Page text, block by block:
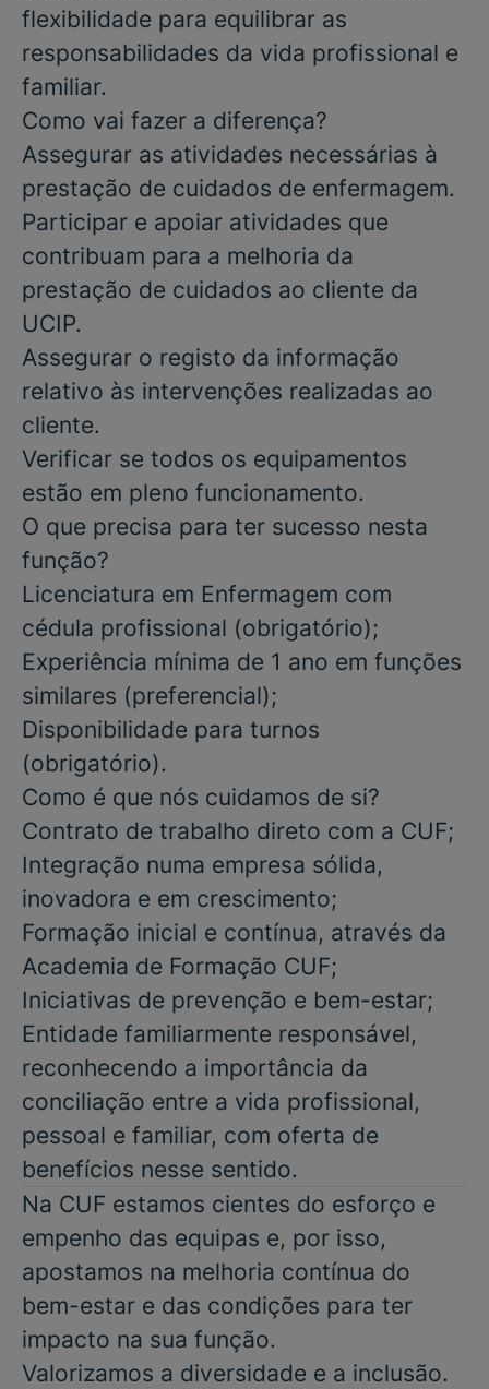
flexibilidade para equilibrar as
responsabilidades da vida profissional e
familiar.
Como vai fazer a diferença?
Assegurar as atividades necessárias à
prestação de cuidados de enfermagem.
Participar e apoiar atividades que
contribuam para a melhoria da
prestação de cuidados ao cliente da
UCIP.
Assegurar o registo da informação
relativo às intervenções realizadas ao
cliente.
Verificar se todos os equipamentos
estão em pleno funcionamento.
O que precisa para ter sucesso nesta
função?
Licenciatura em Enfermagem com
cédula profissional (obrigatório);
Experiência mínima de 1 ano em funções
similares (preferencial);
Disponibilidade para turnos
(obrigatório).
Como é que nós cuidamos de si?
Contrato de trabalho direto com a CUF;
Integração numa empresa sólida,
inovadora e em crescimento;
Formação inicial e contínua, através da
Academia de Formação CUF;
Iniciativas de prevenção e bem-estar;
Entidade familiarmente responsável,
reconhecendo a importância da
conciliação entre a vida profissional,
pessoal e familiar, com oferta de
benefícios nesse sentido.
Na CUF estamos cientes do esforço e
empenho das equipas e, por isso,
apostamos na melhoria contínua do
bem-estar e das condições para ter
impacto na sua função.
Valorizamos a diversidade e a inclusão.